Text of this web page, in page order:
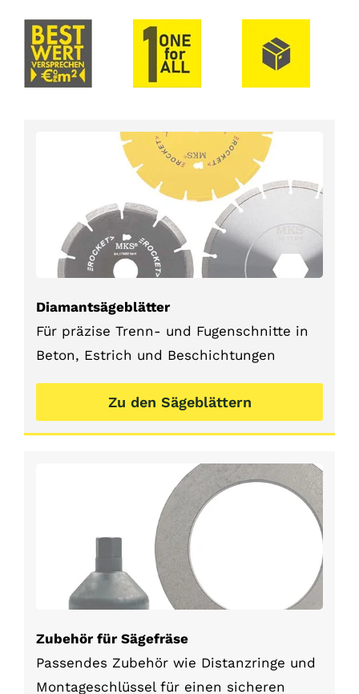
Diamantsägeblätter
ROCKET und weitere scharfe
Dauerläufer
Diamantsägeblätter
Für präzise Trenn- und Fugenschnitte in
Beton, Estrich und Beschichtungen
Zu den Sägeblättern
Zubehör für Sägefräse
Distanzringe&Montageschlüssel
Zubehör für Sägefräse
Passendes Zubehör wie Distanzringe und
Montageschlüssel für einen sicheren